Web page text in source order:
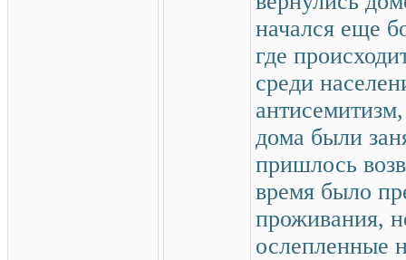
начался еще
где
среди
дома были
пришлось
время было
проживания,
ослепленные